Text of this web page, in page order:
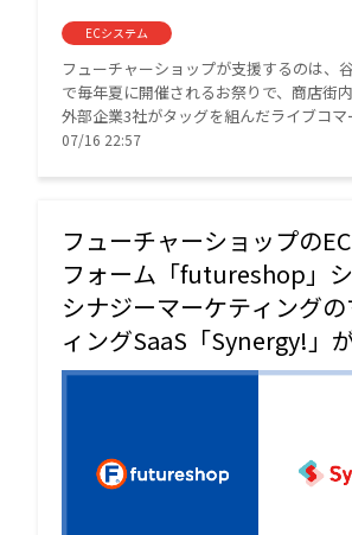
ECシステム
フューチャーショップが支援するのは、
で毎年夏に開催されるお祭りで、商店街
外部企業3社がタッグを組んだライブコ
ャーショップが展開するライブコマース
07/16 22:57
フューチャーショップの
フォーム「futureshop」
シナジーマーケティング
ィングSaaS「Synergy!」